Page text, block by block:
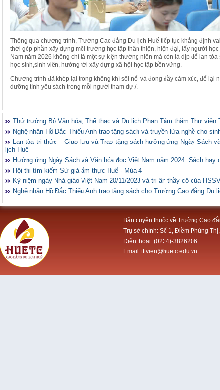
Thông qua chương trình, Trường Cao đẳng Du lịch Huế tiếp tục khẳng định
thời góp phần xây dựng môi trường học tập thân thiện, hiện đại, lấy người
Nam năm 2026 không chỉ là một sự kiện thường niên mà còn là dịp để lan
học sinh,sinh viên, hướng tới xây dựng xã hội học tập bền vững.
Chương trình đã khép lại trong không khí sôi nổi và đong đầy cảm xúc, để lại
dưỡng tình yêu sách trong mỗi người tham dự./.
Thứ trưởng Bộ Văn hóa, Thể thao và Du lịch Phan Tâm thăm Thư viện
Nghệ nhân Hồ Đắc Thiếu Anh trao tặng sách và truyền lửa nghề cho
Lan tỏa tri thức – Giao lưu và Trao tặng sách hưởng ứng Ngày Sách
lịch Huế
Hưởng ứng Ngày Sách và Văn hóa đọc Việt Nam năm 2024: Sách hay
Hội thi tìm kiếm Sứ giả ẩm thực Huế - Mùa 4
Kỷ niệm ngày Nhà giáo Việt Nam 20/11/2023 và tri ân thầy cô của
Nghệ nhân Hồ Đắc Thiếu Anh trao tặng sách cho Trường Cao đẳng Du
Bản quyền thuộc về Trường Cao
Trụ sở chính: Số 1, Điềm Phùng
Điện thoại: (0234)-3826206
Email: tttvien@huetc.edu.vn